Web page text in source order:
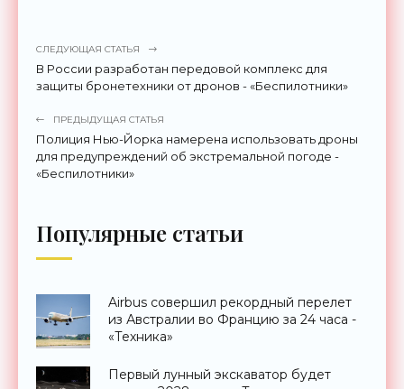
СЛЕДУЮЩАЯ СТАТЬЯ
В России разработан передовой комплекс для
защиты бронетехники от дронов - «Беспилотники»
ПРЕДЫДУЩАЯ СТАТЬЯ
Полиция Нью-Йорка намерена использовать дроны
для предупреждений об экстремальной погоде -
«Беспилотники»
Популярные статьи
Airbus совершил рекордный перелет
из Австралии во Францию за 24 часа -
«Техника»
Первый лунный экскаватор будет